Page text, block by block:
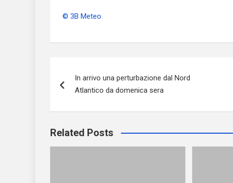
© 3B Meteo
articoli
In arrivo una perturbazione dal Nord
Atlantico da domenica sera
Related Posts